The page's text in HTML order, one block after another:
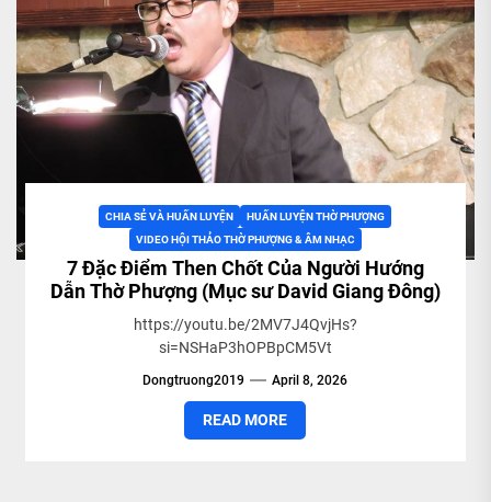
CHIA SẺ VÀ HUẤN LUYỆN
HUẤN LUYỆN THỜ PHƯỢNG
VIDEO HỘI THẢO THỜ PHƯỢNG & ÂM NHẠC
7 Đặc Điểm Then Chốt Của Người Hướng
Dẫn Thờ Phượng (Mục sư David Giang Đông)
https://youtu.be/2MV7J4QvjHs?
si=NSHaP3hOPBpCM5Vt
Dongtruong2019 April 8, 2026
READ MORE